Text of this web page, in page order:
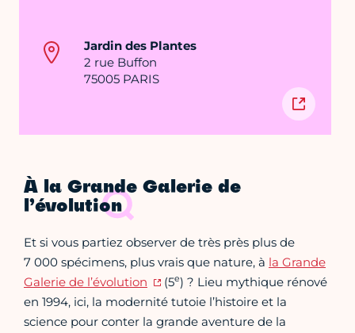
Jardin des Plantes
2 rue Buffon
75005 PARIS
À la Grande Galerie de
l’évolution
Et si vous partiez observer de très près plus de
7 000 spécimens, plus vrais que nature, à la Grande
Galerie de l’évolution
(5e) ? Lieu mythique rénové
en 1994, ici, la modernité tutoie l’histoire et la
science pour conter la grande aventure de la